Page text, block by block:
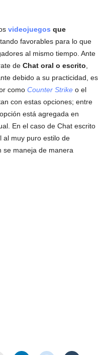
videojuegos que
favorables para lo que
al mismo tiempo. Ante
de Chat oral o escrito
debido a su practicidad, es
como Counter Strike o el
con estas opciones; entre
está agregada en
En el caso de Chat escrito
al muy puro estilo de
se maneja de manera